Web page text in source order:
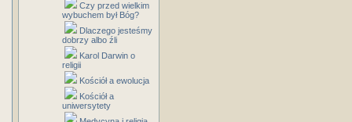
Czy przed wielkim
wybuchem był Bóg?
Dlaczego jesteśmy
dobrzy albo źli
Karol Darwin o
religii
Kościół a ewolucja
Kościół a
uniwersytety